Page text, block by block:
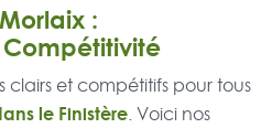
:
clairs et compétitifs pour tous
le Finistère. Voici nos